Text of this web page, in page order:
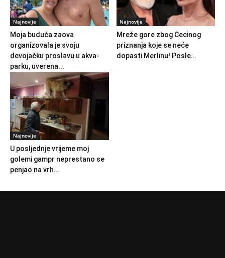
Najnovije
Moja buduća zaova
organizovala je svoju
devojačku proslavu u akva-
parku, uverena...
Najnovije
Mreže gore zbog Cecinog
priznanja koje se neće
dopasti Merlinu! Posle...
Najnovije
U posljednje vrijeme moj
golemi gampr neprestano se
penjao na vrh...